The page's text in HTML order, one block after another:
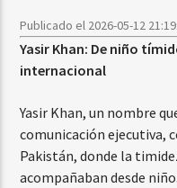
Publicado el 2026-05-12
Yasir Khan: De niño
internacional
Yasir Khan, un nombre
comunicación ejecutiva,
Pakistán, donde la
acompañaban desde